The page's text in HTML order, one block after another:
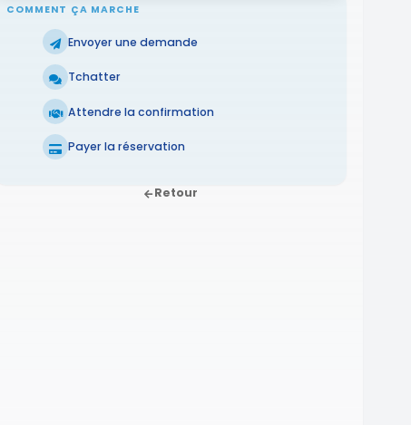
COMMENT ÇA MARCHE
Envoyer une demande
Tchatter
Attendre la confirmation
Payer la réservation
Retour